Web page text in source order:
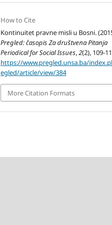
How to Cite
Kontinuitet pravne misli u Bosni.
Pregled: časopis Za društvena Pitanja
Periodical for Social Issues,2(2), 109-
https://www.pregled.unsa.ba/
egled/article/view/384
More Citation Formats